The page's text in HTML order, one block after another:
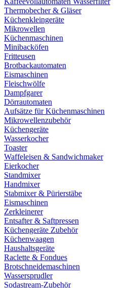
Thermobecher & Gläser
Küchenkleingeräte
Mikrowellen
Küchenmaschinen
Minibacköfen
Fritteusen
Brotbackautomaten
Eismaschinen
Fleischwölfe
Dampfgarer
Dörrautomaten
Aufsätze für Küchenmaschinen
Mikrowellenzubehör
Küchengeräte
Wasserkocher
Toaster
Waffeleisen & Sandwichmaker
Eierkocher
Standmixer
Handmixer
Stabmixer & Pürierstäbe
Eismaschinen
Zerkleinerer
Entsafter & Saftpressen
Küchengeräte Zubehör
Küchenwaagen
Haushaltsgeräte
Raclette & Fondues
Brotschneidemaschinen
Wassersprudler
Sodastream-Zubehör